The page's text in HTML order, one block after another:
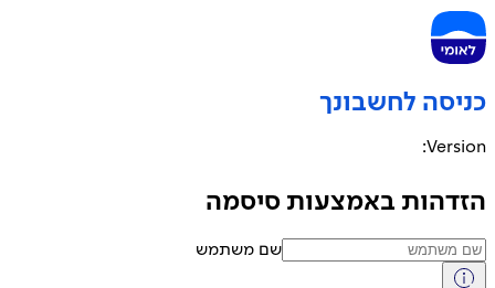
לחשבונך
באמצעות סיסמה
שם משתמש